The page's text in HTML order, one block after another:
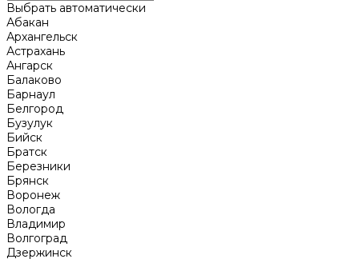
Выбрать автоматически
Абакан
Архангельск
Астрахань
Ангарск
Балаково
Барнаул
Белгород
Бузулук
Бийск
Братск
Березники
Брянск
Воронеж
Вологда
Владимир
Волгоград
Дзержинск